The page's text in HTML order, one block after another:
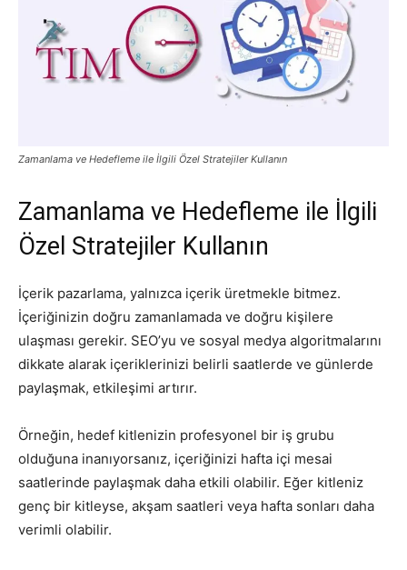
Zamanlama ve Hedefleme ile İlgili Özel Stratejiler Kullanın
Zamanlama ve Hedefleme ile İlgili
Özel Stratejiler Kullanın
İçerik pazarlama, yalnızca içerik üretmekle bitmez.
İçeriğinizin doğru zamanlamada ve doğru kişilere
ulaşması gerekir. SEO’yu ve sosyal medya algoritmalarını
dikkate alarak içeriklerinizi belirli saatlerde ve günlerde
paylaşmak, etkileşimi artırır.
Örneğin, hedef kitlenizin profesyonel bir iş grubu
olduğuna inanıyorsanız, içeriğinizi hafta içi mesai
saatlerinde paylaşmak daha etkili olabilir. Eğer kitleniz
genç bir kitleyse, akşam saatleri veya hafta sonları daha
verimli olabilir.